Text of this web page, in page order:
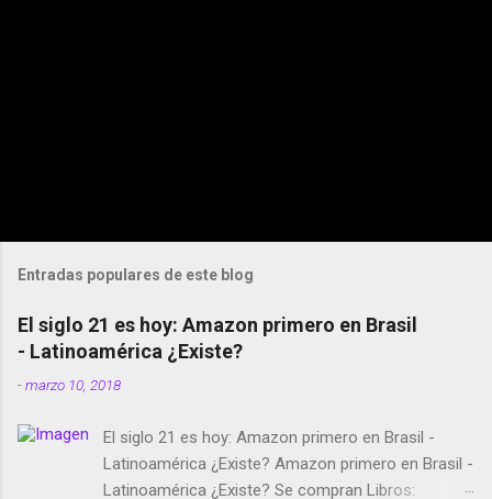
Entradas populares de este blog
El siglo 21 es hoy: Amazon primero en Brasil
- Latinoamérica ¿Existe?
-marzo 10, 2018
El siglo 21 es hoy: Amazon primero en Brasil -
Latinoamérica ¿Existe? Amazon primero en Brasil -
Latinoamérica ¿Existe? Se compran Libros: